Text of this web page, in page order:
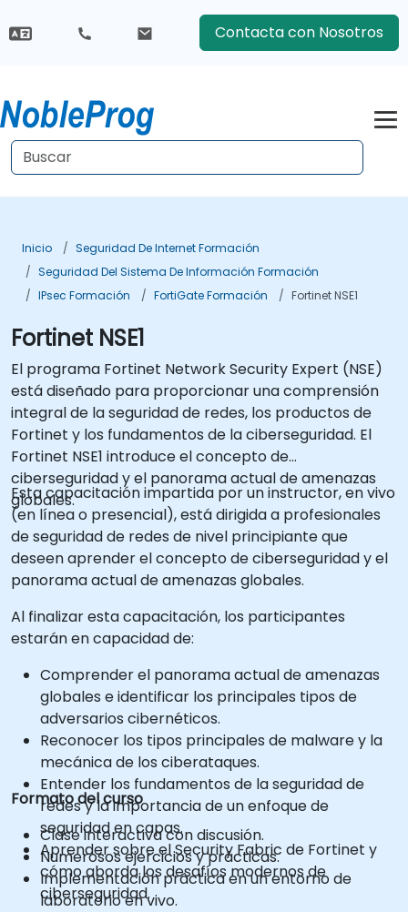
Contacta con Nosotros
Inicio
Seguridad De Internet Formación
Seguridad Del Sistema De Información Formación
IPsec Formación
FortiGate Formación Fortinet NSE1
Fortinet NSE1
El programa Fortinet Network Security Expert (NSE)
está diseñado para proporcionar una comprensión
integral de la seguridad de redes, los productos de
Fortinet y los fundamentos de la ciberseguridad. El
Fortinet NSE1 introduce el concepto de
ciberseguridad y el panorama actual de amenazas
globales.
Esta capacitación impartida por un instructor, en vivo
(en línea o presencial), está dirigida a profesionales
de seguridad de redes de nivel principiante que
deseen aprender el concepto de ciberseguridad y el
panorama actual de amenazas globales.
Al finalizar esta capacitación, los participantes
estarán en capacidad de:
Comprender el panorama actual de amenazas
globales e identificar los principales tipos de
adversarios cibernéticos.
Reconocer los tipos principales de malware y la
mecánica de los ciberataques.
Entender los fundamentos de la seguridad de
redes y la importancia de un enfoque de
seguridad en capas.
Aprender sobre el Security Fabric de Fortinet y
cómo aborda los desafíos modernos de
ciberseguridad.
Formato del curso
Clase interactiva con discusión.
Numerosos ejercicios y prácticas.
Implementación práctica en un entorno de
laboratorio en vivo.